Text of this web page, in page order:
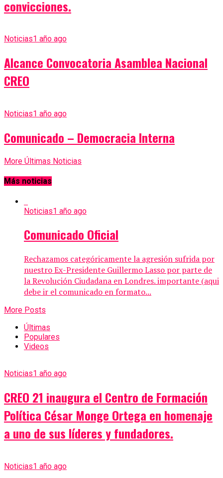
convicciones.
Noticias1 año ago
Alcance Convocatoria Asamblea Nacional
CREO
Noticias1 año ago
Comunicado – Democracia Interna
More Últimas Noticias
Más noticias
Noticias1 año ago
Comunicado Oficial
Rechazamos categóricamente la agresión sufrida por
nuestro Ex-Presidente Guillermo Lasso por parte de
la Revolución Ciudadana en Londres. importante (aqui
debe ir el comunicado en formato...
More Posts
Últimas
Populares
Videos
Noticias1 año ago
CREO 21 inaugura el Centro de Formación
Política César Monge Ortega en homenaje
a uno de sus líderes y fundadores.
Noticias1 año ago